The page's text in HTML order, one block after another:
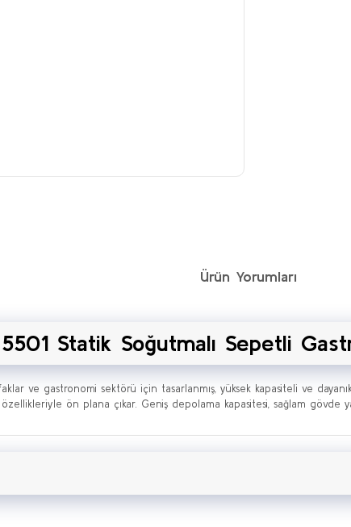
Ürün Yorumları
Statik Soğutmalı Sepetli
ve gastronomi sektörü için tasarlanmış, yüksek kapasiteli ve
ön plana çıkar. Geniş depolama kapasitesi, sağlam gövde